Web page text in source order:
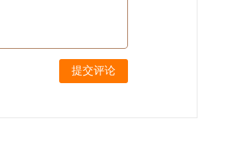
提交评论